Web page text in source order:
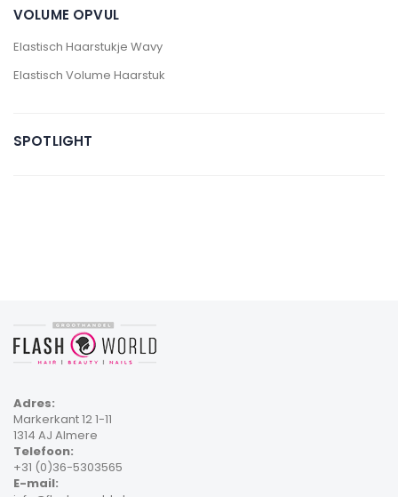
VOLUME OPVUL
Elastisch Haarstukje Wavy
Elastisch Volume Haarstuk
SPOTLIGHT
Adres:
Markerkant 12 1-11
1314 AJ Almere
Telefoon:
+31 (0)36-5303565
E-mail: